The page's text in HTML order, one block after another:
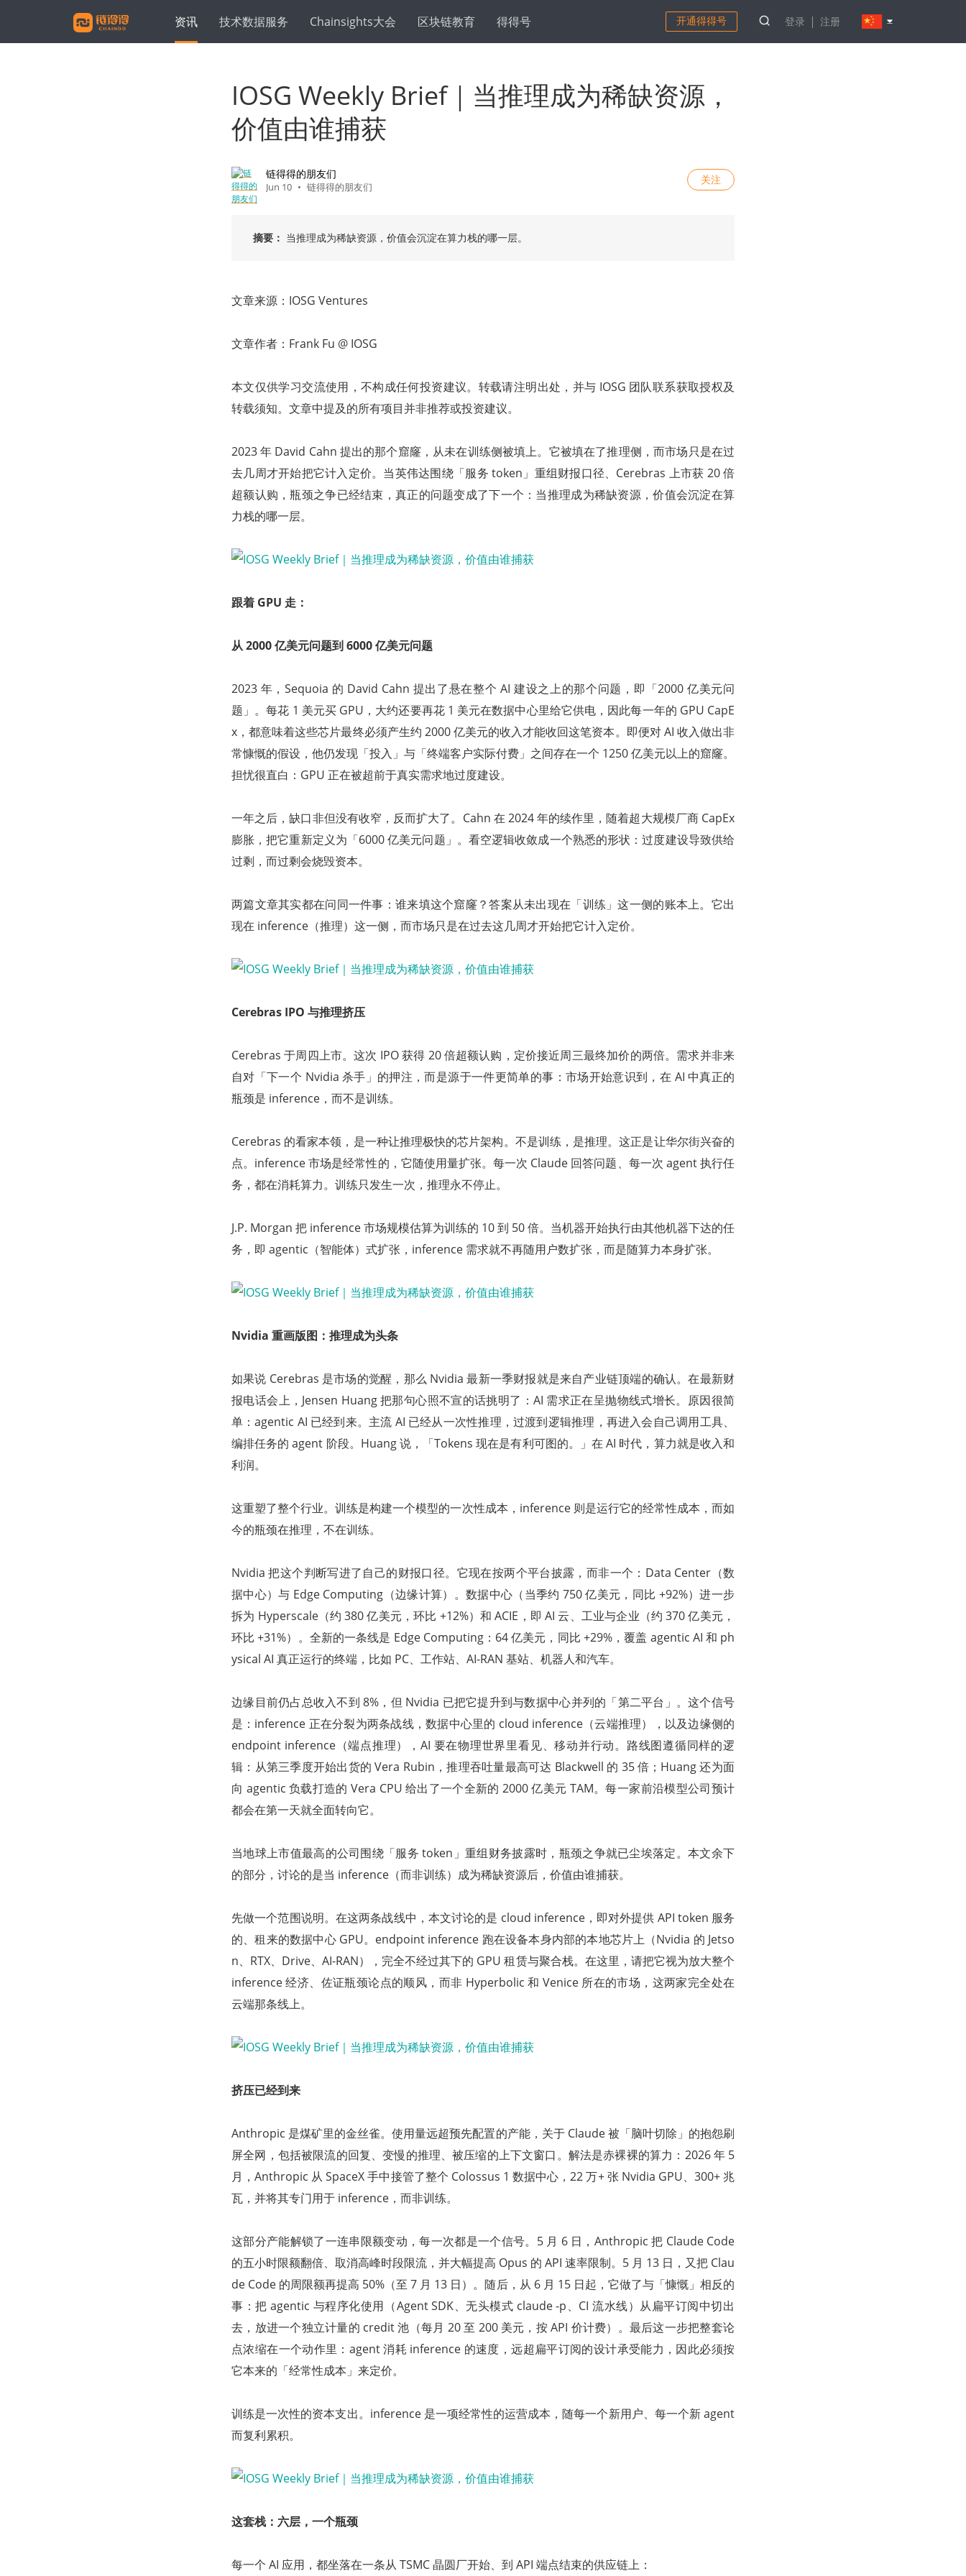
资讯 技术数据服务 Chainsights大会 区块链教育 得得号 开通得得号 登录 注册
IOSG Weekly Brief｜当推理成为稀缺资源，
价值由谁捕获
链得得的朋友们
Jun 10 • 链得得的朋友们
关注
摘要： 当推理成为稀缺资源，价值会沉淀在算力栈的哪一层。
文章来源：IOSG Ventures
文章作者：Frank Fu @ IOSG
本文仅供学习交流使用，不构成任何投资建议。转载请注明出处，并与 IOSG 团队联系获取授权及
转载须知。文章中提及的所有项目并非推荐或投资建议。
2023 年 David Cahn 提出的那个窟窿，从未在训练侧被填上。它被填在了推理侧，而市场只是在过
去几周才开始把它计入定价。当英伟达围绕「服务 token」重组财报口径、Cerebras 上市获 20 倍
超额认购，瓶颈之争已经结束，真正的问题变成了下一个：当推理成为稀缺资源，价值会沉淀在算
力栈的哪一层。
跟着 GPU 走：
从 2000 亿美元问题到 6000 亿美元问题
2023 年，Sequoia 的 David Cahn 提出了悬在整个 AI 建设之上的那个问题，即「2000 亿美元问
题」。每花 1 美元买 GPU，大约还要再花 1 美元在数据中心里给它供电，因此每一年的 GPU CapE
x，都意味着这些芯片最终必须产生约 2000 亿美元的收入才能收回这笔资本。即便对 AI 收入做出非
常慷慨的假设，他仍发现「投入」与「终端客户实际付费」之间存在一个 1250 亿美元以上的窟窿。
担忧很直白：GPU 正在被超前于真实需求地过度建设。
一年之后，缺口非但没有收窄，反而扩大了。Cahn 在 2024 年的续作里，随着超大规模厂商 CapEx
膨胀，把它重新定义为「6000 亿美元问题」。看空逻辑收敛成一个熟悉的形状：过度建设导致供给
过剩，而过剩会烧毁资本。
两篇文章其实都在问同一件事：谁来填这个窟窿？答案从未出现在「训练」这一侧的账本上。它出
现在 inference（推理）这一侧，而市场只是在过去这几周才开始把它计入定价。
Cerebras IPO 与推理挤压
Cerebras 于周四上市。这次 IPO 获得 20 倍超额认购，定价接近周三最终加价的两倍。需求并非来
自对「下一个 Nvidia 杀手」的押注，而是源于一件更简单的事：市场开始意识到，在 AI 中真正的
瓶颈是 inference，而不是训练。
Cerebras 的看家本领，是一种让推理极快的芯片架构。不是训练，是推理。这正是让华尔街兴奋的
点。inference 市场是经常性的，它随使用量扩张。每一次 Claude 回答问题、每一次 agent 执行任
务，都在消耗算力。训练只发生一次，推理永不停止。
J.P. Morgan 把 inference 市场规模估算为训练的 10 到 50 倍。当机器开始执行由其他机器下达的任
务，即 agentic（智能体）式扩张，inference 需求就不再随用户数扩张，而是随算力本身扩张。
Nvidia 重画版图：推理成为头条
如果说 Cerebras 是市场的觉醒，那么 Nvidia 最新一季财报就是来自产业链顶端的确认。在最新财
报电话会上，Jensen Huang 把那句心照不宣的话挑明了：AI 需求正在呈抛物线式增长。原因很简
单：agentic AI 已经到来。主流 AI 已经从一次性推理，过渡到逻辑推理，再进入会自己调用工具、
编排任务的 agent 阶段。Huang 说，「Tokens 现在是有利可图的。」在 AI 时代，算力就是收入和
利润。
这重塑了整个行业。训练是构建一个模型的一次性成本，inference 则是运行它的经常性成本，而如
今的瓶颈在推理，不在训练。
Nvidia 把这个判断写进了自己的财报口径。它现在按两个平台披露，而非一个：Data Center（数
据中心）与 Edge Computing（边缘计算）。数据中心（当季约 750 亿美元，同比 +92%）进一步
拆为 Hyperscale（约 380 亿美元，环比 +12%）和 ACIE，即 AI 云、工业与企业（约 370 亿美元，
环比 +31%）。全新的一条线是 Edge Computing：64 亿美元，同比 +29%，覆盖 agentic AI 和 ph
ysical AI 真正运行的终端，比如 PC、工作站、AI-RAN 基站、机器人和汽车。
边缘目前仍占总收入不到 8%，但 Nvidia 已把它提升到与数据中心并列的「第二平台」。这个信号
是：inference 正在分裂为两条战线，数据中心里的 cloud inference（云端推理），以及边缘侧的
endpoint inference（端点推理），AI 要在物理世界里看见、移动并行动。路线图遵循同样的逻
辑：从第三季度开始出货的 Vera Rubin，推理吞吐量最高可达 Blackwell 的 35 倍；Huang 还为面
向 agentic 负载打造的 Vera CPU 给出了一个全新的 2000 亿美元 TAM。每一家前沿模型公司预计
都会在第一天就全面转向它。
当地球上市值最高的公司围绕「服务 token」重组财务披露时，瓶颈之争就已尘埃落定。本文余下
的部分，讨论的是当 inference（而非训练）成为稀缺资源后，价值由谁捕获。
先做一个范围说明。在这两条战线中，本文讨论的是 cloud inference，即对外提供 API token 服务
的、租来的数据中心 GPU。endpoint inference 跑在设备本身内部的本地芯片上（Nvidia 的 Jetso
n、RTX、Drive、AI-RAN），完全不经过其下的 GPU 租赁与聚合栈。在这里，请把它视为放大整个
inference 经济、佐证瓶颈论点的顺风，而非 Hyperbolic 和 Venice 所在的市场，这两家完全处在
云端那条线上。
挤压已经到来
Anthropic 是煤矿里的金丝雀。使用量远超预先配置的产能，关于 Claude 被「脑叶切除」的抱怨刷
屏全网，包括被限流的回复、变慢的推理、被压缩的上下文窗口。解法是赤裸裸的算力：2026 年 5
月，Anthropic 从 SpaceX 手中接管了整个 Colossus 1 数据中心，22 万+ 张 Nvidia GPU、300+ 兆
瓦，并将其专门用于 inference，而非训练。
这部分产能解锁了一连串限额变动，每一次都是一个信号。5 月 6 日，Anthropic 把 Claude Code
的五小时限额翻倍、取消高峰时段限流，并大幅提高 Opus 的 API 速率限制。5 月 13 日，又把 Clau
de Code 的周限额再提高 50%（至 7 月 13 日）。随后，从 6 月 15 日起，它做了与「慷慨」相反的
事：把 agentic 与程序化使用（Agent SDK、无头模式 claude -p、CI 流水线）从扁平订阅中切出
去，放进一个独立计量的 credit 池（每月 20 至 200 美元，按 API 价计费）。最后这一步把整套论
点浓缩在一个动作里：agent 消耗 inference 的速度，远超扁平订阅的设计承受能力，因此必须按
它本来的「经常性成本」来定价。
训练是一次性的资本支出。inference 是一项经常性的运营成本，随每一个新用户、每一个新 agent
而复利累积。
这套栈：六层，一个瓶颈
每一个 AI 应用，都坐落在一条从 TSMC 晶圆厂开始、到 API 端点结束的供应链上：